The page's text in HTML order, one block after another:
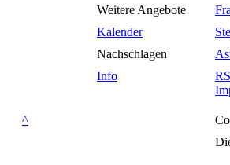
Weitere Angebote
Kalender
Nachschlagen
Info
^